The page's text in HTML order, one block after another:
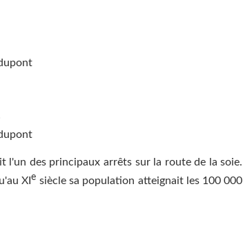
l'un des principaux arrêts sur la route de la soie.
XIe siècle sa population atteignait les 100 000